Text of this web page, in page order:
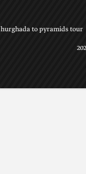
hurghada to pyramids tour